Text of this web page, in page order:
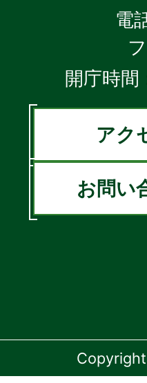
電
開庁時間
アク
お問い